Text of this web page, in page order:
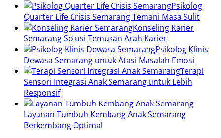
Psikolog
Quarter Life Crisis Semarang Temani Masa Sulit
Konseling Karier
Semarang Solusi Temukan Arah Karier
Psikolog Klinis
Dewasa Semarang untuk Atasi Masalah Emosi
Terapi
Sensori Integrasi Anak Semarang untuk Lebih
Responsif
Layanan Tumbuh Kembang Anak Semarang
Berkembang Optimal